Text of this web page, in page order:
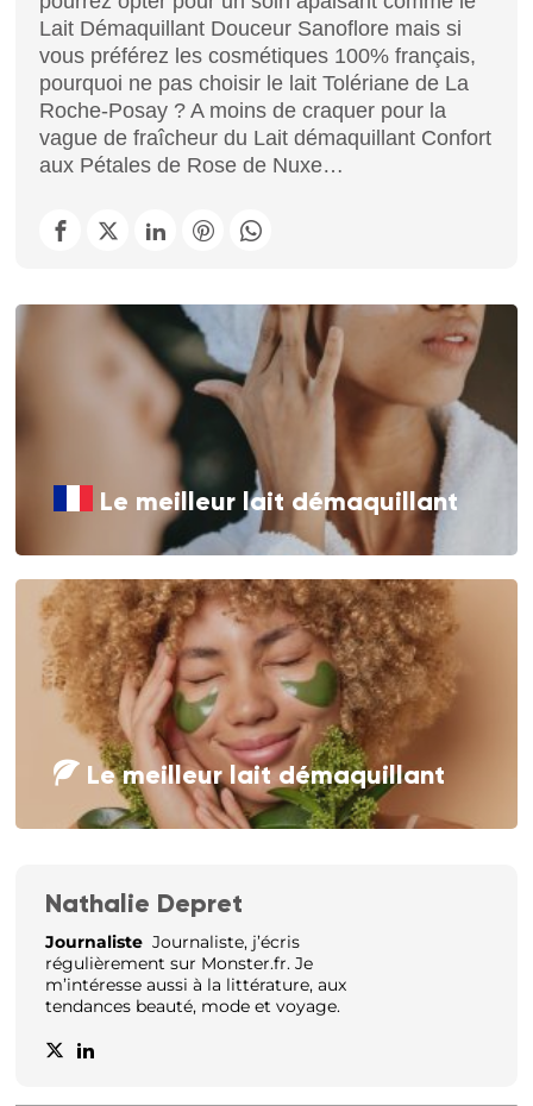
Lait Démaquillant Douceur Sanoflore mais si
vous préférez les cosmétiques 100% français,
pourquoi ne pas choisir le lait Tolériane de La
Roche-Posay ? A moins de craquer pour la
vague de fraîcheur du Lait démaquillant Confort
aux Pétales de Rose de Nuxe…
Le meilleur lait démaquillant
Le meilleur lait démaquillant
Nathalie Depret
Journaliste Journaliste, j’écris
régulièrement sur Monster.fr. Je
m’intéresse aussi à la littérature, aux
tendances beauté, mode et voyage.